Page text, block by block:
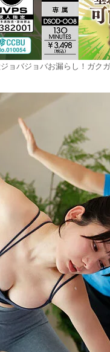
ョバジョバお漏らし！ガク